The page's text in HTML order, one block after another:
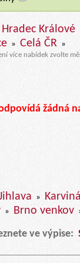
Hradec Králové
» Celá ČR »
více nabídek zvolte
žádná
»
» Brno venkov
ve výpise: